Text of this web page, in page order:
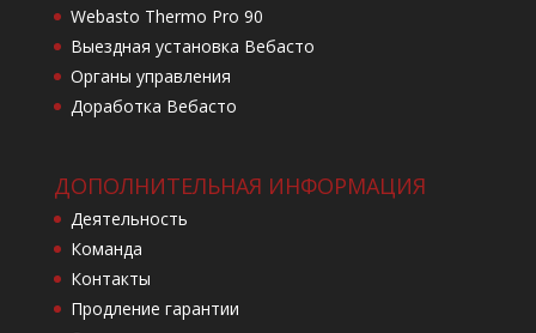
Webasto Thermo Pro 90
Выездная установка Вебасто
Органы управления
Доработка Вебасто
ДОПОЛНИТЕЛЬНАЯ ИНФОРМАЦИЯ
Деятельность
Команда
Контакты
Продление гарантии